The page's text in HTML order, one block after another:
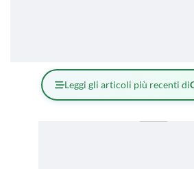
Leggi gli articoli più recenti di